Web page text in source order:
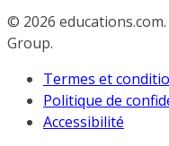
© 2026
Group.
Termes et
Politique de
Accessibilité